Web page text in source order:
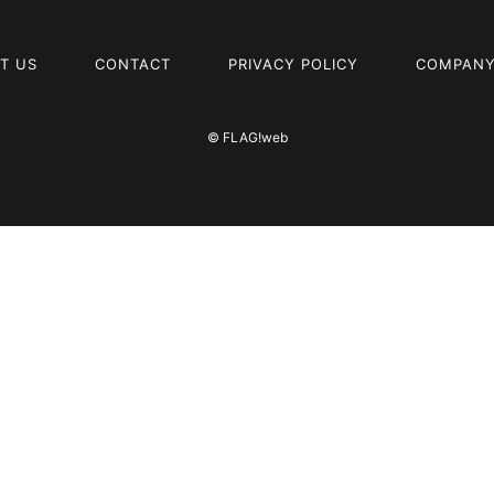
US CONTACT PRIVACY POLICY
© FLAG!web